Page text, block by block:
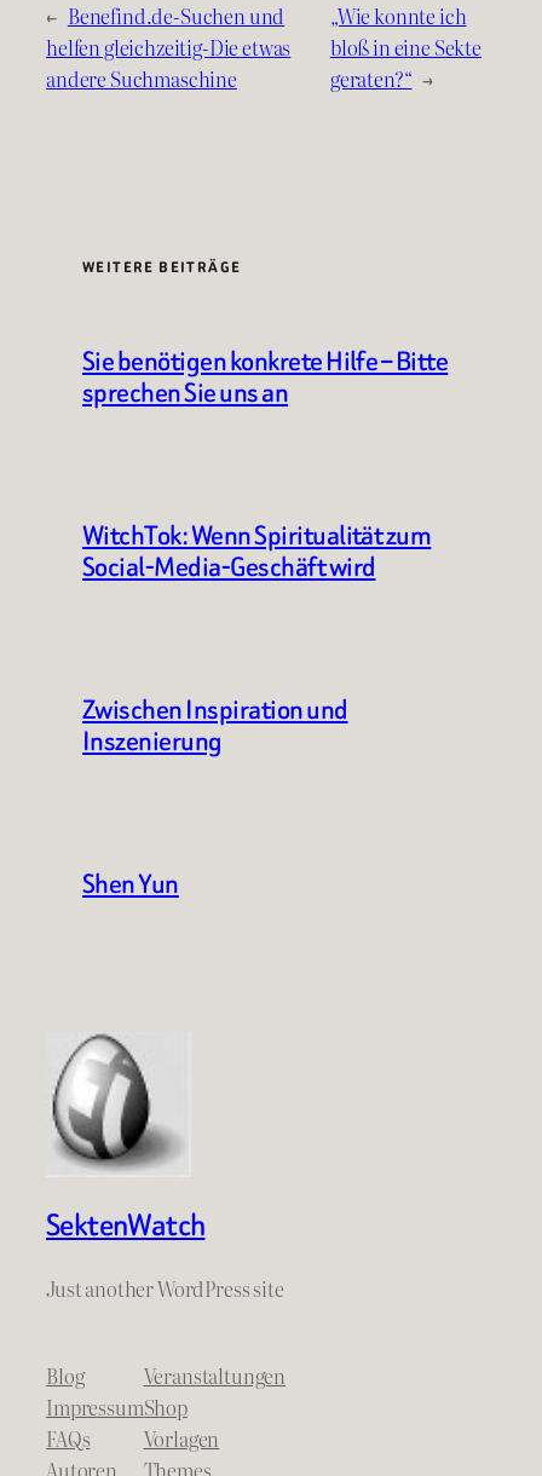
← Benefind.de-Suchen und
helfen gleichzeitig-Die etwas
andere Suchmaschine
„Wie konnte ich
bloß in eine Sekte
geraten?“ →
WEITERE BEITRÄGE
Sie benötigen konkrete Hilfe – Bitte
sprechen Sie uns an
WitchTok: Wenn Spiritualität zum
Social-Media-Geschäft wird
Zwischen Inspiration und
Inszenierung
Shen Yun
SektenWatch
Just another WordPress site
Blog
Impressum
FAQs
Veranstaltungen
Shop
Vorlagen